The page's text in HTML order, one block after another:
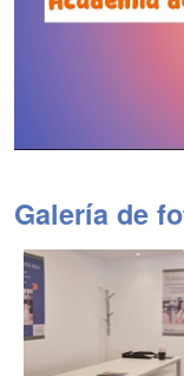
Galería de